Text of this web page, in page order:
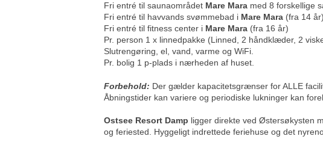
Fri entré til saunaområdet Mare Mara med 8 forskellige
Fri entré til havvands svømmebad i Mare Mara (fra 14 år)
Fri entré til fitness center i Mare Mara (fra 16 år)
Pr. person 1 x linnedpakke (Linned, 2 håndklæder, 2
Slutrengøring, el, vand, varme og WiFi.
Pr. bolig 1 p-plads i nærheden af huset.
Forbehold: Der gælder kapacitetsgrænser for ALLE
Åbningstider kan variere og periodiske lukninger kan
Ostsee Resort Damp ligger direkte ved Østersøkysten
og feriested. Hyggeligt indrettede feriehuse og det